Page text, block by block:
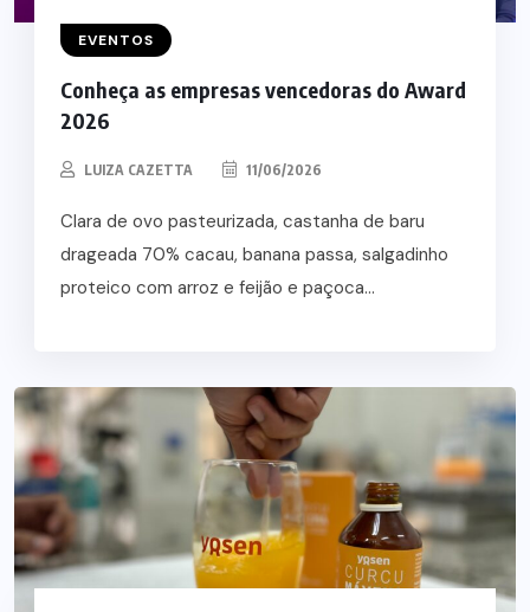
EVENTOS
Conheça as empresas vencedoras do Award
2026
LUIZA CAZETTA 11/06/2026
Clara de ovo pasteurizada, castanha de baru
drageada 70% cacau, banana passa, salgadinho
proteico com arroz e feijão e paçoca...